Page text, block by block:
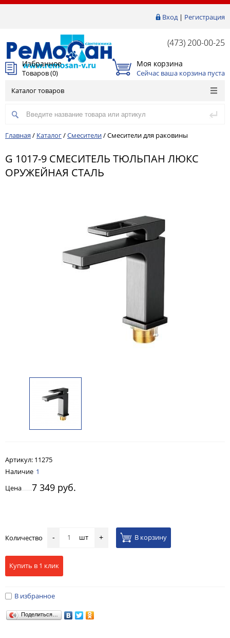
Вход| Регистрация
(473) 200-00-25
Избранное
Товаров (0)
Моя корзина
Сейчас ваша корзина пуста
Каталог товаров
Главная / Каталог/Смесители/Смесители для раковины
G 1017-9 СМЕСИТЕЛЬ ТЮЛЬПАН ЛЮКС
ОРУЖЕЙНАЯ СТАЛЬ
Артикул: 11275
Наличие 1
Цена
7 349 руб.
Количество - шт + В корзину
Купить в 1 клик
В избранное
Поделиться…